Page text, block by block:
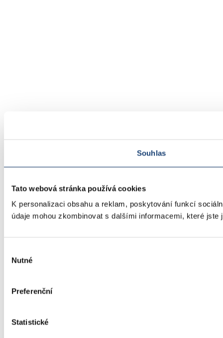
Souhlas
Tato webová stránka používá cookies
K personalizaci obsahu a reklam, poskytování funkcí
údaje mohou zkombinovat s dalšími informacemi, které
souhlasu
Nutné
Preferenční
Statistické